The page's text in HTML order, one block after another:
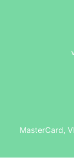
MasterCard,